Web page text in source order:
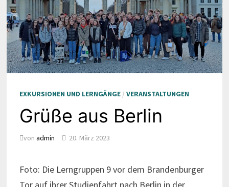
EXKURSIONEN UND LERNGÄNGE/ VERANSTALTUNGEN
Grüße aus Berlin
von admin 20. März 2023
Foto: Die Lerngruppen 9 vor dem Brandenburger